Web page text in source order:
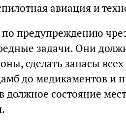
авиация и
предупреждению
задачи. Они
сделать запасы
до медикаментов и
должное состояние